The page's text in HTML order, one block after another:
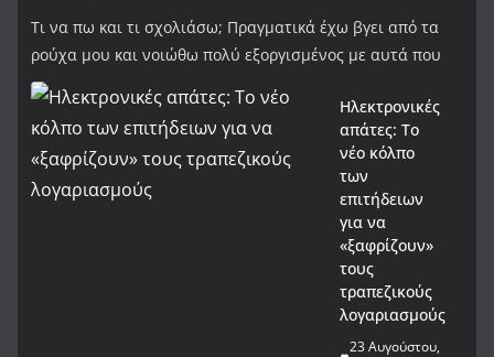
Τι να πω και τι σχολιάσω; Πραγματικά έχω βγει από τα
ρούχα μου και νοιώθω πολύ εξοργισμένος με αυτά που
Ηλεκτρονικές
απάτες: Το
νέο κόλπο
των
επιτήδειων
για να
«ξαφρίζουν»
τους
τραπεζικούς
λογαριασμούς
23 Αυγούστου,